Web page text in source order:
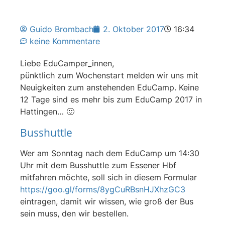
Guido Brombach 2. Oktober 2017
16:34
keine Kommentare
Liebe EduCamper_innen,
pünktlich zum Wochenstart melden wir uns mit
Neuigkeiten zum anstehenden EduCamp. Keine
12 Tage sind es mehr bis zum EduCamp 2017 in
Hattingen… 🙂
Busshuttle
Wer am Sonntag nach dem EduCamp um 14:30
Uhr mit dem Busshuttle zum Essener Hbf
mitfahren möchte, soll sich in diesem Formular
https://goo.gl/forms/8ygCuRBsnHJXhzGC3
eintragen, damit wir wissen, wie groß der Bus
sein muss, den wir bestellen.